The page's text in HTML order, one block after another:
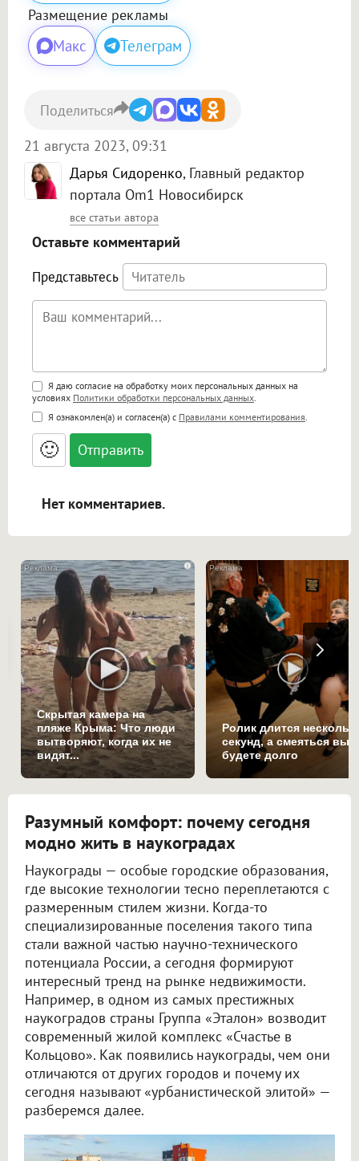
Размещение рекламы
Макс Телеграм
Дарья Сидоренко, Главный редактор
портала Om1 Новосибирск
все статьи автора
21 августа 2023, 09:31
Поделиться
Оставьте комментарий
Представьтесь
Поддержка HTML
<b>, <strong>, <u>, <i>, <em>, <s>, <big>,
<small>, <sup>, <sub>, <pre>, <ul>, <ol>, <li>,
<blockquote>, <code> экранирует HTML,
адреса URL автоматически становятся
ссылками, и [img]адрес[/img] будет
Я даю согласие на обработку моих персональных данных на
условиях Политики обработки персональных данных
Я ознакомлен(а) и согласен(а) с Правилами комментирования
🙂
Нет комментариев.
i
Скрытая камера на
пляже Крыма: Что люди
вытворяют, когда их не
видят...
Ролик длится
секунд, а смеяться вы
будете долго
Разумный комфорт: почему сегодня
модно жить в наукоградах
Наукограды — особые городские образования,
где высокие технологии тесно переплетаются с
размеренным стилем жизни. Когда-то
специализированные поселения такого типа
стали важной частью научно-технического
потенциала России, а сегодня формируют
интересный тренд на рынке недвижимости.
Например, в одном из самых престижных
наукоградов страны Группа «Эталон» возводит
современный жилой комплекс «Счастье в
Кольцово». Как появились наукограды, чем они
отличаются от других городов и почему их
сегодня называют «урбанистической элитой» —
разберемся далее.